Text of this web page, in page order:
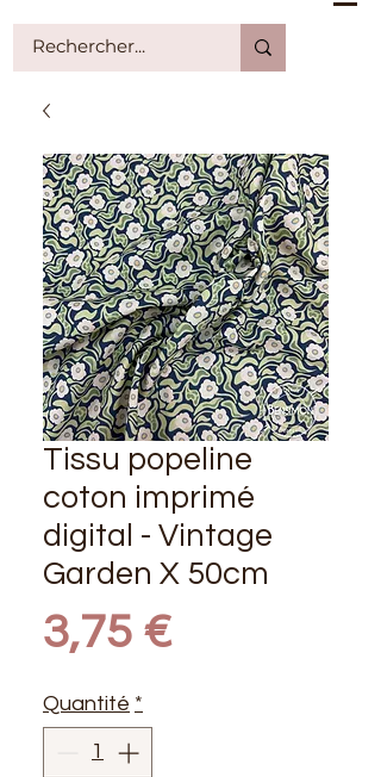
Tissu popeline
coton imprimé
digital - Vintage
Garden X 50cm
3,75 €Prix
Quantité *